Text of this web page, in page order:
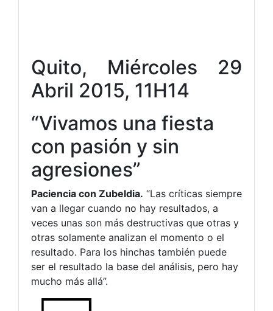
Quito, Miércoles 29
Abril 2015, 11H14
“Vivamos una fiesta
con pasión y sin
agresiones”
Paciencia con Zubeldia. “Las críticas siempre
van a llegar cuando no hay resultados, a
veces unas son más destructivas que otras y
otras solamente analizan el momento o el
resultado. Para los hinchas también puede
ser el resultado la base del análisis, pero hay
mucho más allá”.